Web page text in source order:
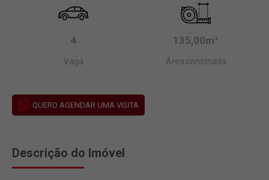
4
Vaga
135,00m²
Área construída
QUERO AGENDAR UMA VISITA
Descrição do Imóvel